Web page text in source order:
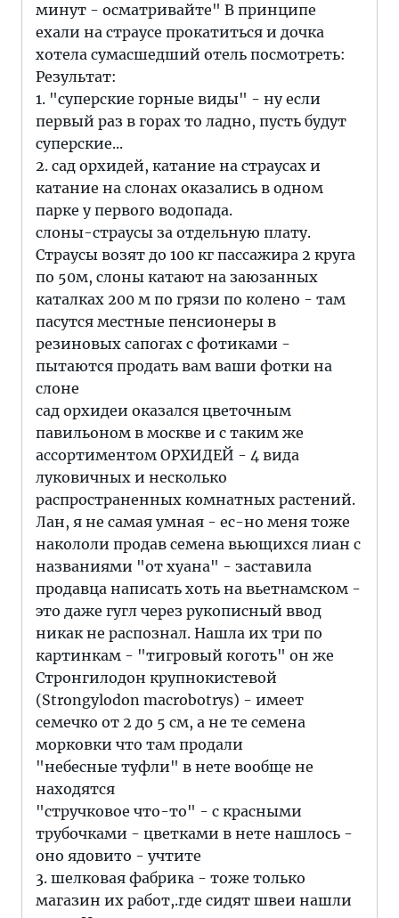
минут - осматривайте" В принципе
ехали на страусе прокатиться и дочка
хотела сумасшедший отель посмотреть:
Результат:
1. "суперские горные виды" - ну если
первый раз в горах то ладно, пусть будут
суперские...
2. сад орхидей, катание на страусах и
катание на слонах оказались в одном
парке у первого водопада.
слоны-страусы за отдельную плату.
Страусы возят до 100 кг пассажира 2 круга
по 50м, слоны катают на заюзанных
каталках 200 м по грязи по колено - там
пасутся местные пенсионеры в
резиновых сапогах с фотиками -
пытаются продать вам ваши фотки на
слоне
сад орхидеи оказался цветочным
павильоном в москве и с таким же
ассортиментом ОРХИДЕЙ - 4 вида
луковичных и несколько
распространенных комнатных растений.
Лан, я не самая умная - ес-но меня тоже
накололи продав семена вьющихся лиан с
названиями "от хуана" - заставила
продавца написать хоть на вьетнамском -
это даже гугл через рукописный ввод
никак не распознал. Нашла их три по
картинкам - "тигровый коготь" он же
Стронгилодон крупнокистевой
(Strongylodon macrobotrys) - имеет
семечко от 2 до 5 см, а не те семена
морковки что там продали
"небесные туфли" в нете вообще не
находятся
"стручковое что-то" - с красными
трубочками - цветками в нете нашлось -
оно ядовито - учтите
3. шелковая фабрика - тоже только
магазин их работ,.где сидят швеи нашли